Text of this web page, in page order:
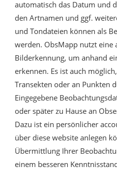
automatisch das Datum und
den Artnamen und ggf.
und Tondateien können als
werden. ObsMapp nutzt eine
Bilderkennung, um anhand
erkennen. Es ist auch
Transekten oder an Punkten
Eingegebene
oder später zu Hause an
Dazu ist ein persönlicher
über diese website anlegen
Übermittlung Ihrer
einem besseren